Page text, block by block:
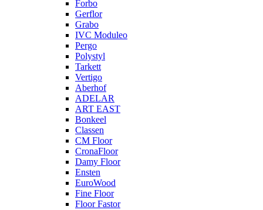
Forbo
Gerflor
Grabo
IVC Moduleo
Pergo
Polystyl
Tarkett
Vertigo
Aberhof
ADELAR
ART EAST
Bonkeel
Classen
CM Floor
CronaFloor
Damy Floor
Ensten
EuroWood
Fine Floor
Floor Fastor